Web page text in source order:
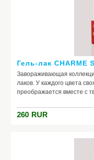
Гель-лак CHARME
Завораживающая
лаков. У каждого цвета
преображается вместе с
помогут тебе создать
комфортная
260 RUR